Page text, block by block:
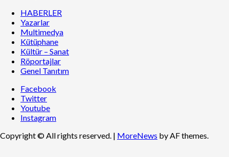
HABERLER
Yazarlar
Multimedya
Kütüphane
Kültür – Sanat
Röportajlar
Genel Tanıtım
Facebook
Twitter
Youtube
Instagram
Copyright © All rights reserved. | MoreNews by AF themes.